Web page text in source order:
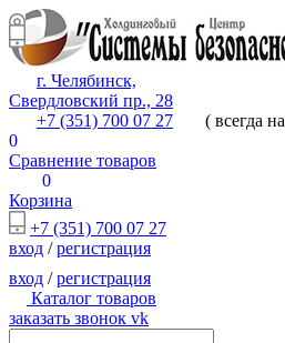
г. Челябинск,
Свердловский пр., 28
+7 (351) 700 07 27
( всегда
0
Сравнение товаров
0
Корзина
+7 (351) 700 07 27
вход /регистрация
вход /регистрация
Каталог товаров
заказать звонок vk